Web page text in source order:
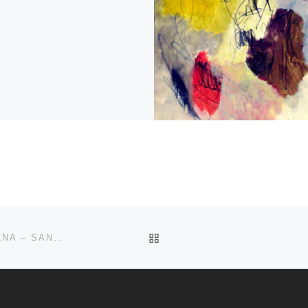
PERSONALE 2020 – SCUDERIE DI VILLA LA MERIDIANA – SANTA MARIA DI LEUCA